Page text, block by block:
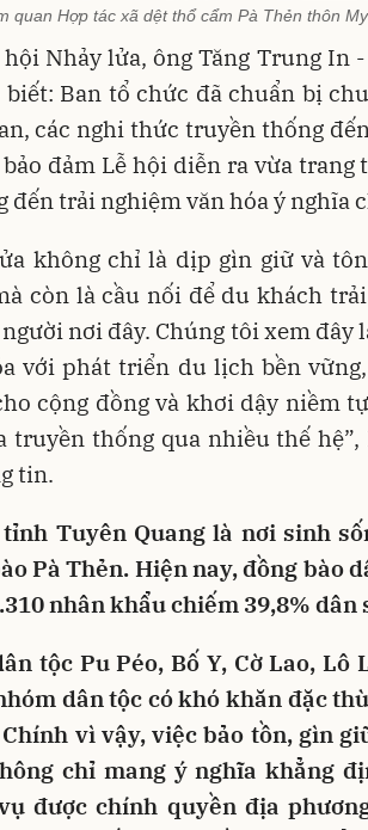
quan Hợp tác xã dệt thổ cẩm Pà Thẻn thôn
Nhảy lửa, ông Tăng Trung In
Ban tổ chức đã chuẩn bị
các nghi thức truyền thống
đảm Lễ hội diễn ra vừa trang
đến trải nghiệm văn hóa ý nghĩa
không chỉ là dịp gìn giữ và
còn là cầu nối để du khách
nơi đây. Chúng tôi xem đây
với phát triển du lịch bền
cộng đồng và khơi dậy niềm
truyền thống qua nhiều thế
tin.
Tuyên Quang là nơi sinh
Pà Thẻn. Hiện nay, đồng bào
nhân khẩu chiếm 39,8% dân
tộc Pu Péo, Bố Y, Cờ Lao, Lô
dân tộc có khó khăn đặc
vì vậy, việc bảo tồn, gìn
chỉ mang ý nghĩa khẳng
được chính quyền địa